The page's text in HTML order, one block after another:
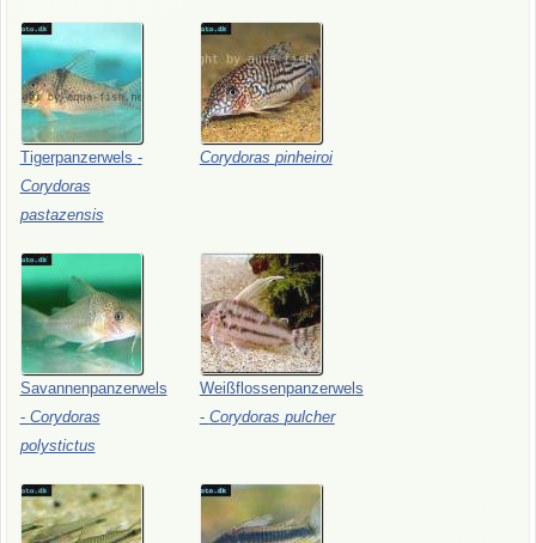
Tigerpanzerwels -
Corydoras
pastazensis
Corydoras pinheiroi
Savannenpanzerwels
- Corydoras
polystictus
Weißflossenpanzerwels
- Corydoras pulcher